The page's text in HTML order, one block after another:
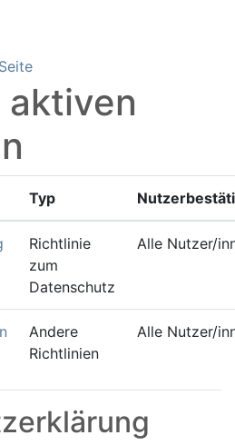
aktiven
Typ
Richtlinie
zum
Datenschutz
Alle Nutzer/
Andere
Richtlinien
Alle Nutzer/